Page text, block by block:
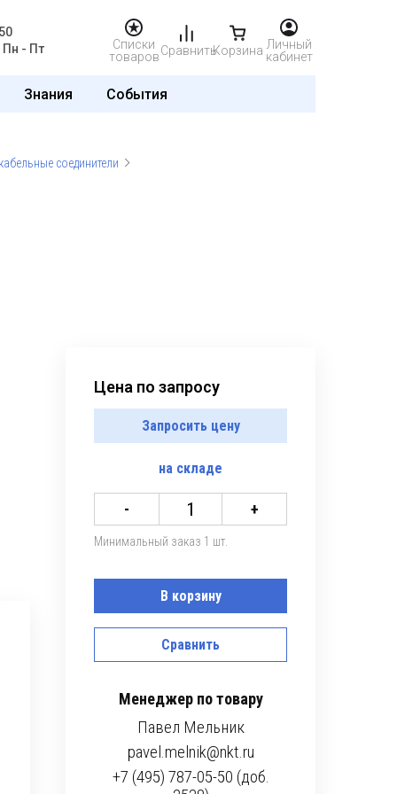
Пн - Пт
Списки
товаровСравнитьКорзина Личный
кабинет
Знания События
соединители
Цена по запросу
Запросить цену
на складе
- +
Минимальный заказ 1 шт.
В корзину
Сравнить
Менеджер по товару
Павел Мельник
pavel.melnik@nkt.ru
+7 (495) 787-05-50 (доб.